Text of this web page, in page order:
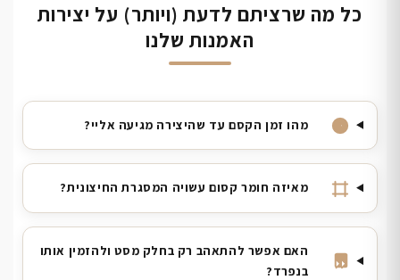
כל מה שרציתם לדעת (ויותר) על יצירות
האמנות שלנו
מהו זמן הקסם עד שהיצירה מגיעה אליי?
מאיזה חומר קסום עשויה המסגרת החיצונית?
האם אפשר להתאהב רק בחלק מסט ולהזמין אותו
בנפרד?